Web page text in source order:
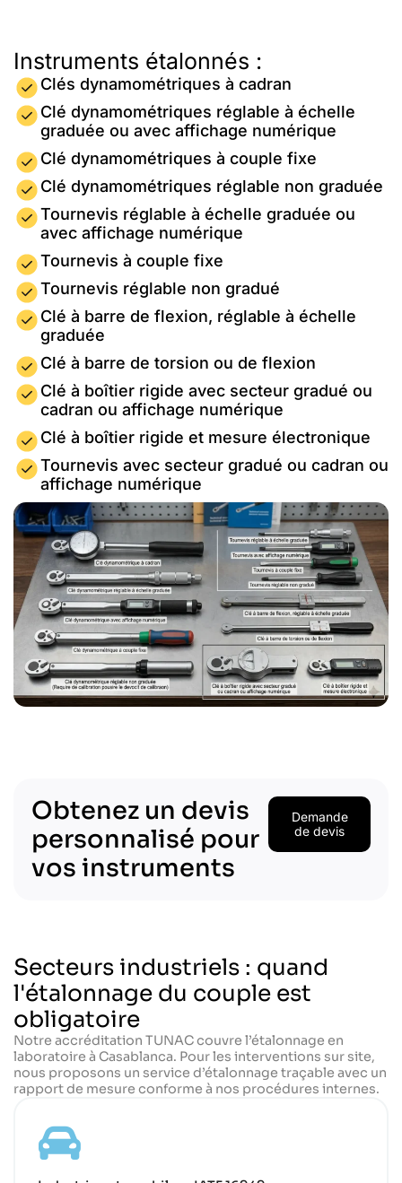
Instruments étalonnés :
Clés dynamométriques à cadran
Clé dynamométriques réglable à échelle
graduée ou avec affichage numérique
Clé dynamométriques à couple fixe
Clé dynamométriques réglable non graduée
Tournevis réglable à échelle graduée ou
avec affichage numérique
Tournevis à couple fixe
Tournevis réglable non gradué
Clé à barre de flexion, réglable à échelle
graduée
Clé à barre de torsion ou de flexion
Clé à boîtier rigide avec secteur gradué ou
cadran ou affichage numérique
Clé à boîtier rigide et mesure électronique
Tournevis avec secteur gradué ou cadran ou
affichage numérique
Obtenez un devis
personnalisé pour
vos instruments
Demande
de devis
Secteurs industriels : quand
l'étalonnage du couple est
obligatoire
Notre accréditation TUNAC couvre l’étalonnage en
laboratoire à Casablanca. Pour les interventions sur site,
nous proposons un service d’étalonnage traçable avec un
rapport de mesure conforme à nos procédures internes.